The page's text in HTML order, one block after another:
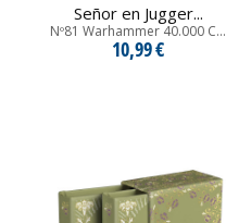
Señor en Jugger...
Nº81 Warhammer 40.000 C...
10,99 €